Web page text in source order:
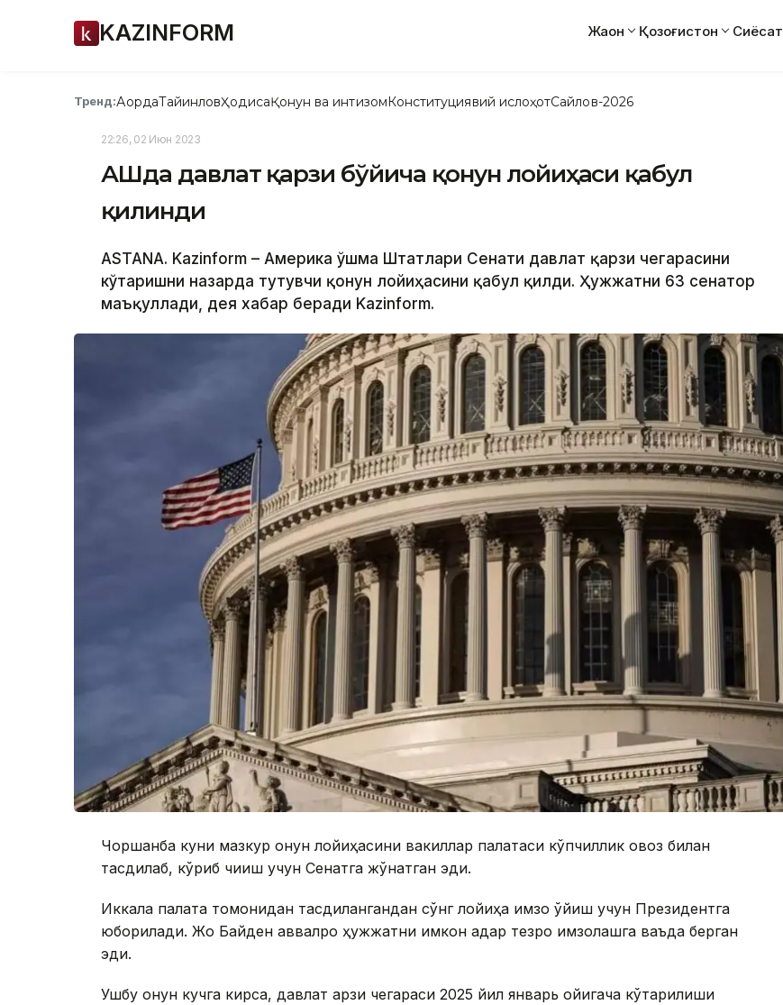
KAZINFORM Жаҳон Қозоғистон Сиёсат
Тренд:АқордаТайинловҲодисаҚонун ва интизомКонституциявий ислоҳотСайлов-2026
22:26, 02 Июн 2023
АҚШда давлат қарзи бўйича қонун лойиҳаси қабул
қилинди
ASTANA. Kazinform – Америка Қўшма Штатлари Сенати давлат қарзи чегарасини
кўтаришни назарда тутувчи қонун лойиҳасини қабул қилди. Ҳужжатни 63 сенатор
маъқуллади, дея хабар беради Kazinform.
Чоршанба куни мазкур қонун лойиҳасини вакиллар палатаси кўпчиллик овоз билан
тасдиқлаб, кўриб чиқиш учун Сенатга жўнатган эди.
Иккала палата томонидан тасдиқлангандан сўнг лойиҳа имзо қўйиш учун Президентга
юборилади. Жо Байден аввалроқ ҳужжатни имкон қадар тезроқ имзолашга ваъда берган
эди.
Ушбу қонун кучга кирса, давлат қарзи чегараси 2025 йил январь ойигача кўтарилиши